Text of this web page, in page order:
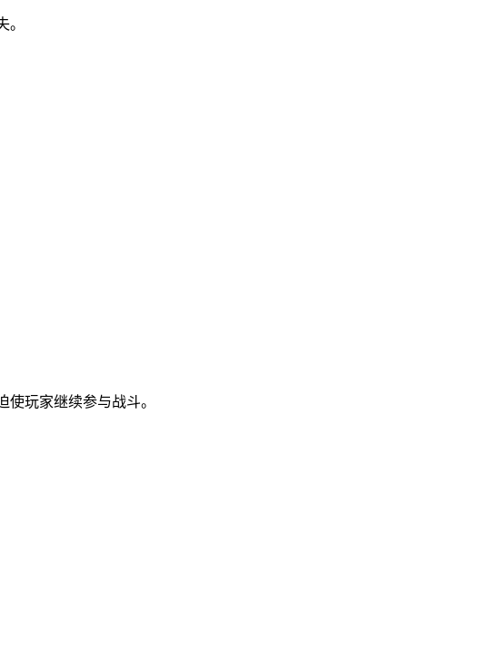
玩家继续参与战斗。